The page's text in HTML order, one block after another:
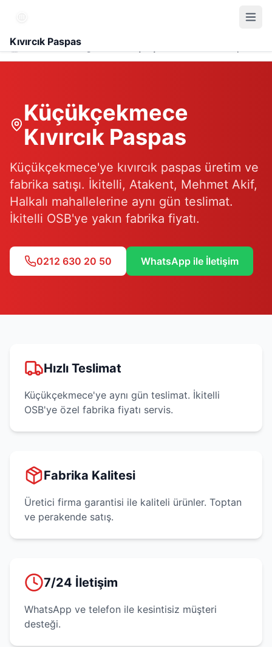
Kıvırcık Paspas
Hizmet Bölgesi
Küçükçekmece
Kıvırcık Paspas
Küçükçekmece'ye kıvırcık paspas üretim ve
fabrika satışı. İkitelli, Atakent, Mehmet Akif,
Halkalı mahallelerine aynı gün teslimat.
İkitelli OSB'ye yakın fabrika fiyatı.
0212 630 20 50 WhatsApp ile İletişim
Hızlı Teslimat
Küçükçekmece'ye aynı gün teslimat. İkitelli
OSB'ye özel fabrika fiyatı servis.
Fabrika Kalitesi
Üretici firma garantisi ile kaliteli ürünler. Toptan
ve perakende satış.
7/24 İletişim
WhatsApp ve telefon ile kesintisiz müşteri
desteği.